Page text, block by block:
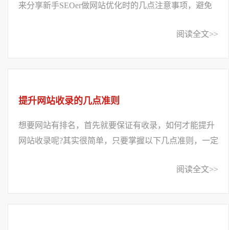
来分享新手SEOer做网站优化时的几点注意事项，避免
阅读全文>>
提升网站收录的几点准则
想要网站有排名，首先就要保证有收录，如何才能提升
网站收录呢?其实很简单，只要掌握以下几点准则，一定
阅读全文>>